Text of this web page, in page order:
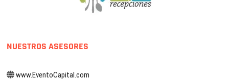
NUESTROS ASESORES
www.EventoCapital.com